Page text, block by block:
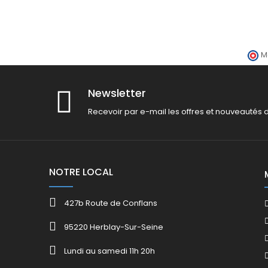
Newsletter
Recevoir par e-mail les offres et nouveautés
NOTRE LOCAL
427b Route de Conflans
95220 Herblay-Sur-Seine
Lundi au samedi 11h 20h